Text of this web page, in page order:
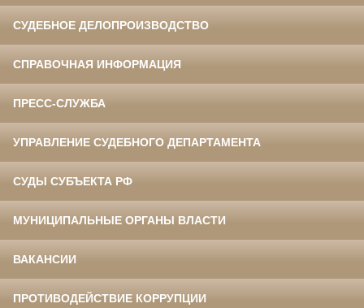
СУДЕБНОЕ ДЕЛОПРОИЗВОДСТВО
СПРАВОЧНАЯ ИНФОРМАЦИЯ
ПРЕСС-СЛУЖБА
УПРАВЛЕНИЕ СУДЕБНОГО ДЕПАРТАМЕНТА
СУДЫ СУБЪЕКТА РФ
МУНИЦИПАЛЬНЫЕ ОРГАНЫ ВЛАСТИ
ВАКАНСИИ
ПРОТИВОДЕЙСТВИЕ КОРРУПЦИИ